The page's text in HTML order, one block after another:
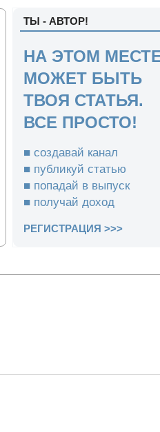
ТЫ - АВТОР!
НА ЭТОМ
МОЖЕТ БЫТЬ
ТВОЯ СТАТЬЯ.
ВСЕ ПРОСТО!
■ создавай канал
■ публикуй статью
■ попадай в выпуск
■ получай доход
РЕГИСТРАЦИЯ >>>